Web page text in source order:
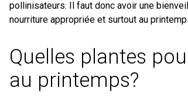
pollinisateurs. Il faut donc avoir une
nourriture appropriée et surtout au
Quelles plantes
au printemps?